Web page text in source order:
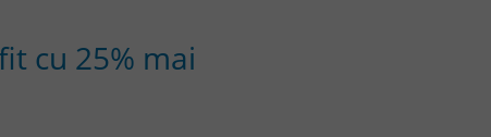
cu 25% mai